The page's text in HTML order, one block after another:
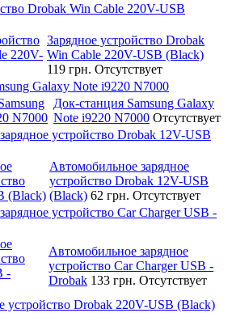
Drobak Win Cable 220V-USB
Зарядное устройство Drobak
Win Cable 220V-USB (Black)
119 грн. Отсутствует
Galaxy Note i9220 N7000
Док-станция Samsung Galaxy
Note i9220 N7000 Отсутствует
устройство Drobak 12V-USB
Автомобильное зарядное
устройство Drobak 12V-USB
(Black) 62 грн. Отсутствует
устройство Car Charger USB -
Автомобильное зарядное
устройство Car Charger USB -
Drobak 133 грн. Отсутствует
устройство Drobak 220V-USB (Black)